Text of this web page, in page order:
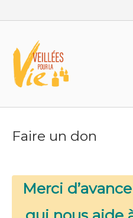
to
Faire un don
Merci